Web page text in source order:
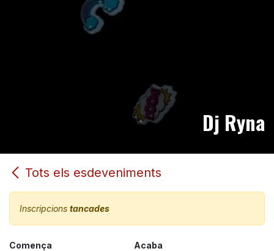
Dj Ryna
Tots els esdeveniments
Inscripcions tancades
Comença Acaba